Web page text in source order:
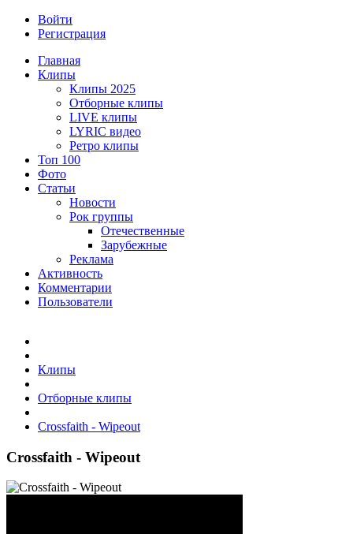
Войти
Регистрация
Главная
Клипы
Клипы 2025
Отборные клипы
LIVE клипы
LYRIC видео
Ретро клипы
Топ 100
Фото
Статьи
Новости
Рок группы
Отечественные
Зарубежные
Реклама
Активность
Комментарии
Пользователи
Клипы
Отборные клипы
Crossfaith - Wipeout
Crossfaith - Wipeout